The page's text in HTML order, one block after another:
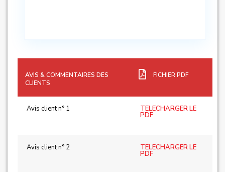
AVIS & COMMENTAIRES DES
CLIENTS
FICHIER PDF
Avis client n° 1 TELECHARGER LE
PDF
Avis client n° 2 TELECHARGER LE
PDF